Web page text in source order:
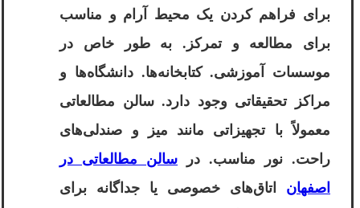
برای فراهم کردن یک محیط آرام و مناسب
برای مطالعه و تمرکز. به طور خاص در
موسسات آموزشی. کتابخانه‌ها. دانشگاه‌ها و
مراکز تحقیقاتی وجود دارد. سالن مطالعاتی
معمولاً با تجهیزاتی مانند میز و صندلی‌های
راحت. نور مناسب. در سالن مطالعاتی در
اصفهان اتاق‌های خصوصی یا جداگانه برای